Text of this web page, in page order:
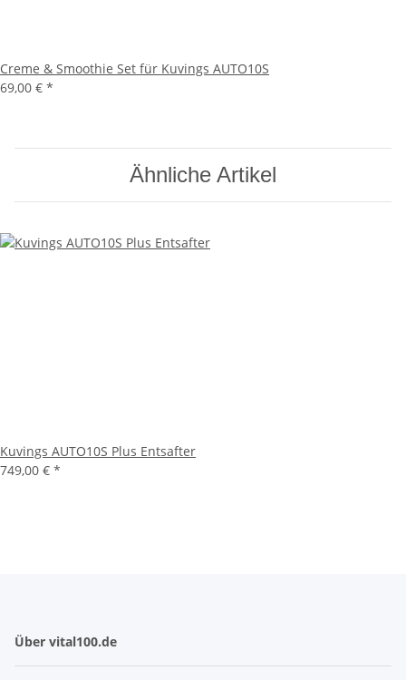
Creme & Smoothie Set für Kuvings AUTO10S
69,00 € *
Ähnliche Artikel
Kuvings AUTO10S Plus Entsafter
749,00 € *
Über vital100.de